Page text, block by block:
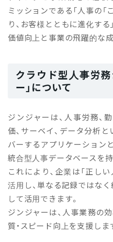
ミッションである「人事の「
り、お客様とともに進化す
価値向上と事業の飛躍的な
クラウド型人事労務
ー」について
ジンジャーは、人事労務、
価、サーベイ、データ分析
バーするアプリケーション
統合型人事データベースを
これにより、企業は「正しい
活用し、単なる記録ではな
して活用できます。
ジンジャーは、人事業務の
質・スピード向上を支援しま